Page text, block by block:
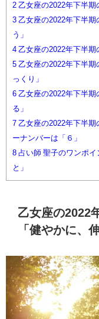
2 乙女座の2022年下半期
3 乙女座の2022年下半
う」
4 乙女座の2022年下半期
5 乙女座の2022年下半
っくり」
6 乙女座の2022年下半
る」
7 乙女座の2022年下半
ーナンバーは「６」
8 占い師 聖子のワンポ
と」
乙女座の2022
「健やかに、